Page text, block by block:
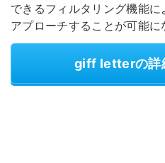
できるフィルタリング機能
アプローチすることが可能に
giff letterの詳